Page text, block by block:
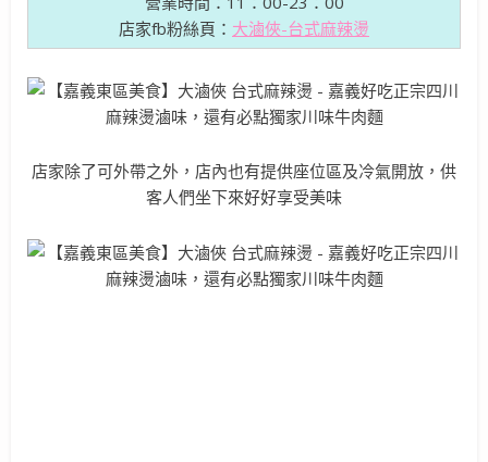
店家fb粉絲頁： 大滷俠-台式麻辣燙
店家除了可外帶之外，店內也有提供座位區及冷氣開放，供
客人們坐下來好好享受美味